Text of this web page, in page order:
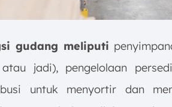
gudang meliputi
jadi), pengelolaan
untuk menyortir dan